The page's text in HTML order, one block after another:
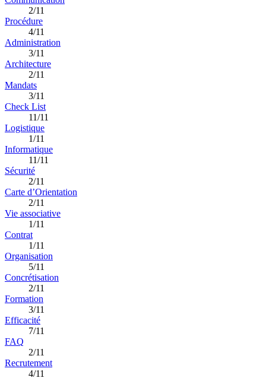
2/11
Procédure
4/11
Administration
3/11
Architecture
2/11
Mandats
3/11
Check List
11/11
Logistique
1/11
Informatique
11/11
Sécurité
2/11
Carte d’Orientation
2/11
Vie associative
1/11
Contrat
1/11
Organisation
5/11
Concrétisation
2/11
Formation
3/11
Efficacité
7/11
FAQ
2/11
Recrutement
4/11